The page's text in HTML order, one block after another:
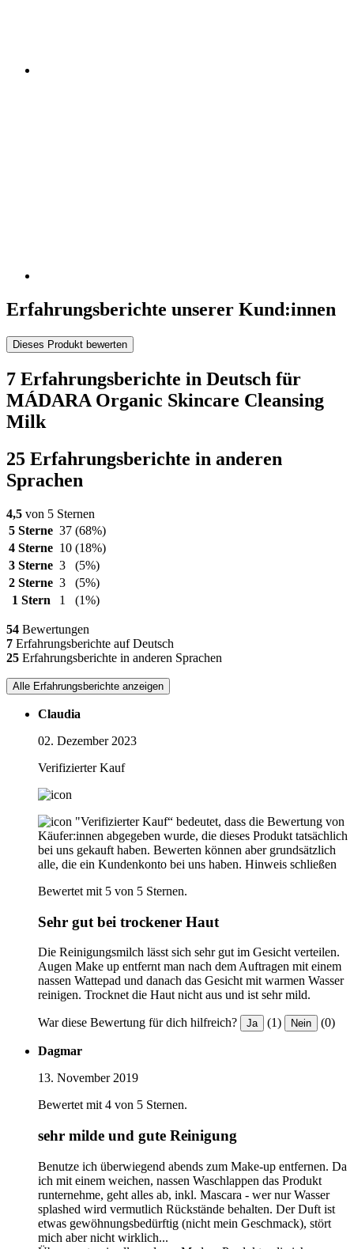
Erfahrungsberichte unserer Kund:innen
Dieses Produkt bewerten
7 Erfahrungsberichte in Deutsch für
MÁDARA Organic Skincare Cleansing
Milk
25 Erfahrungsberichte in anderen
Sprachen
4,5 von 5 Sternen
5 Sterne 37 (68%)
4 Sterne 10 (18%)
3 Sterne 3
(5%)
2 Sterne 3
(5%)
1 Stern
1 (1%)
54 Bewertungen
7 Erfahrungsberichte auf Deutsch
25 Erfahrungsberichte in anderen Sprachen
Alle Erfahrungsberichte anzeigen
Claudia
02. Dezember 2023
Verifizierter Kauf
"Verifizierter Kauf“ bedeutet, dass die Bewertung von
Käufer:innen abgegeben wurde, die dieses Produkt tatsächlich
bei uns gekauft haben. Bewerten können aber grundsätzlich
alle, die ein Kundenkonto bei uns haben. Hinweis schließen
Bewertet mit 5 von 5 Sternen.
Sehr gut bei trockener Haut
Die Reinigungsmilch lässt sich sehr gut im Gesicht verteilen.
Augen Make up entfernt man nach dem Auftragen mit einem
nassen Wattepad und danach das Gesicht mit warmen Wasser
reinigen. Trocknet die Haut nicht aus und ist sehr mild.
War diese Bewertung für dich hilfreich? Ja (1) Nein (0)
Dagmar
13. November 2019
Bewertet mit 4 von 5 Sternen.
sehr milde und gute Reinigung
Benutze ich überwiegend abends zum Make-up entfernen. Da
ich mit einem weichen, nassen Waschlappen das Produkt
runternehme, geht alles ab, inkl. Mascara - wer nur Wasser
splashed wird vermutlich Rückstände behalten. Der Duft ist
etwas gewöhnungsbedürftig (nicht mein Geschmack), stört
mich aber nicht wirklich...